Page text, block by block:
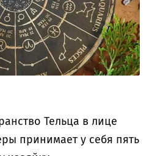
Тельца в лице
принимает у себя пять